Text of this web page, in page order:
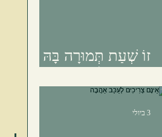
זוֹ שְׁעַת תְּמוּרָה בָּהּ
3 ביולי